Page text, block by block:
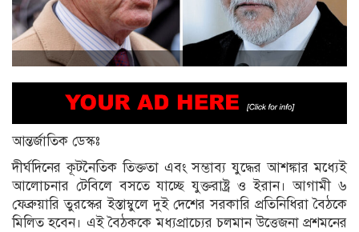
আন্তর্জাতিক ডেস্কঃ
দীর্ঘদিনের কূটনৈতিক তিক্ততা এবং সম্ভাব্য যুদ্ধের আশঙ্কার মধ্যেই
আলোচনার টেবিলে বসতে যাচ্ছে যুক্তরাষ্ট্র ও ইরান। আগামী ৬
ফেব্রুয়ারি তুরস্কের ইস্তাম্বুলে দুই দেশের সরকারি প্রতিনিধিরা বৈঠকে
মিলিত হবেন। এই বৈঠককে মধ্যপ্রাচ্যের চলমান উত্তেজনা প্রশমনের